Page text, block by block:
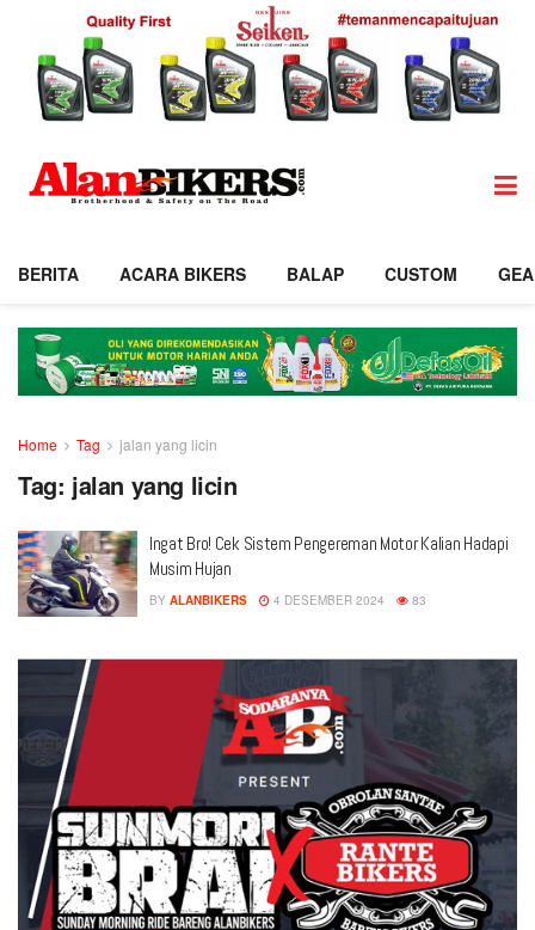
BERITA ACARA BIKERS BALAP CUSTOM
Home Tag jalan yang licin
Tag: jalan yang licin
Ingat Bro! Cek Sistem Pengereman Motor Kalian Hadapi
Musim Hujan
BY ALANBIKERS 4 DESEMBER 2024 83